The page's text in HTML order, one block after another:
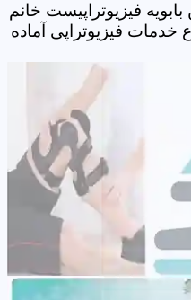
فیزیوتراپیست خانم
خدمات فیزیوتراپی آماده